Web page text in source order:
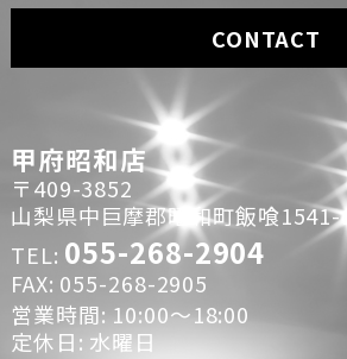
CONTACT
甲府昭和店
〒409-3852
山梨県中巨摩郡昭和町飯喰1541-1
TEL: 055-268-2904
FAX: 055-268-2905
営業時間: 10:00～18:00
定休日: 水曜日